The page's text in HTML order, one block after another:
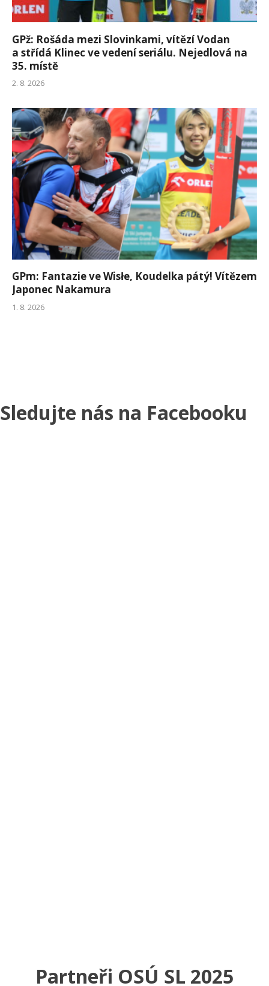
GPž: Rošáda mezi Slovinkami, vítězí Vodan
a střídá Klinec ve vedení seriálu. Nejedlová na
35. místě
2. 8. 2026
GPm: Fantazie ve Wisłe, Koudelka pátý! Vítězem
Japonec Nakamura
1. 8. 2026
Sledujte nás na Facebooku
Partneři OSÚ SL 2025